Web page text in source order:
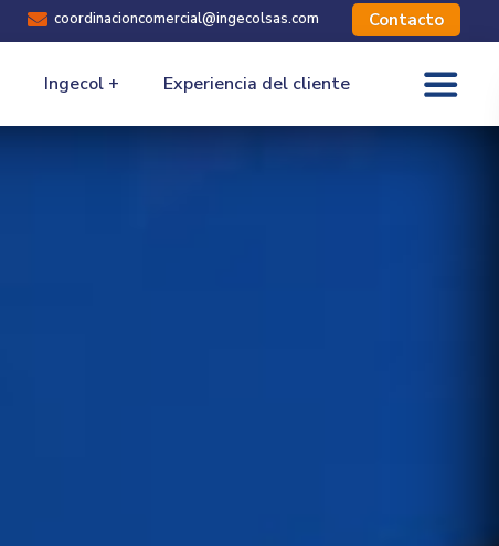
 coordinacioncomercial@ingecolsas.com Contacto
Ingecol + Experiencia del cliente